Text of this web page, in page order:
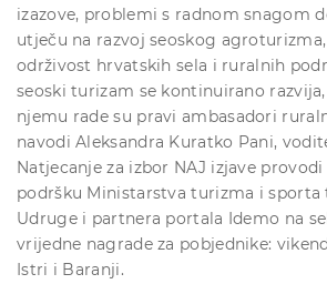
izazove, problemi s radnom snagom
utječu na razvoj seoskog
održivost hrvatskih sela i ruralnih
seoski turizam se kontinuirano
njemu rade su pravi ambasadori
navodi Aleksandra Kuratko Pani,
Natjecanje za izbor NAJ izjave
podršku Ministarstva turizma i sporta
Udruge i partnera portala Idemo na
vrijedne nagrade za pobjednike:
Istri i Baranji.